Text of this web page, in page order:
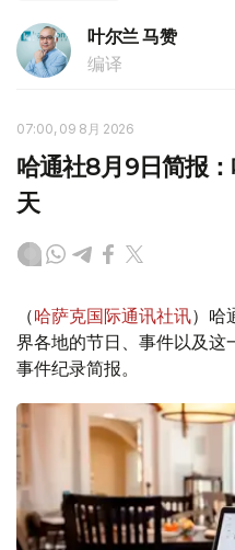
叶尔兰 马赞
编译
07:00, 09 8月 2026
哈通社8月9日简报
天
（哈萨克国际通讯社讯）哈
界各地的节日、事件以及这
事件纪录简报。